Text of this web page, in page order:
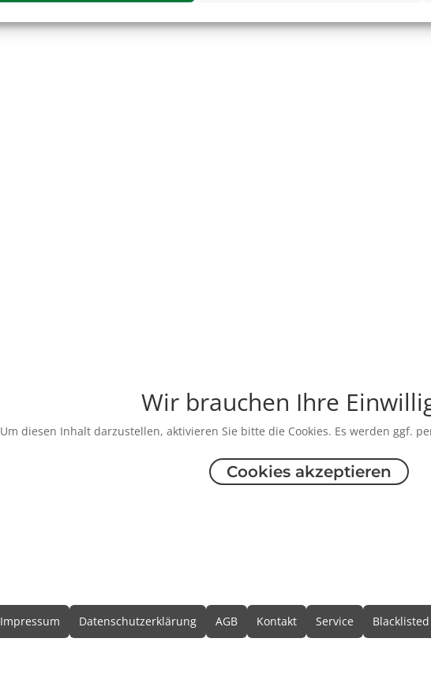
Wir brauchen Ihre
Um diesen Inhalt darzustellen, aktivieren Sie bitte die Cookies. Es werden ggf.
Cookies akzeptieren
Impressum Datenschutzerklärung AGB Kontakt Service